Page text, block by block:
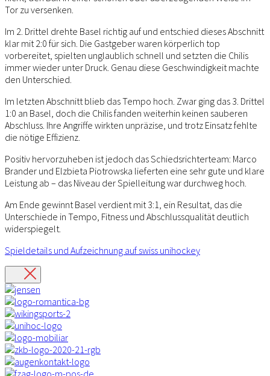
Tor zu versenken.
Im 2. Drittel drehte Basel richtig auf und entschied dieses Abschnitt
klar mit 2:0 für sich. Die Gastgeber waren körperlich top
vorbereitet, spielten unglaublich schnell und setzten die Chilis
immer wieder unter Druck. Genau diese Geschwindigkeit machte
den Unterschied.
Im letzten Abschnitt blieb das Tempo hoch. Zwar ging das 3. Drittel
1:0 an Basel, doch die Chilis fanden weiterhin keinen sauberen
Abschluss. Ihre Angriffe wirkten unpräzise, und trotz Einsatz fehlte
die nötige Effizienz.
Positiv hervorzuheben ist jedoch das Schiedsrichterteam: Marco
Brander und Elzbieta Piotrowska lieferten eine sehr gute und klare
Leistung ab – das Niveau der Spielleitung war durchweg hoch.
Am Ende gewinnt Basel verdient mit 3:1, ein Resultat, das die
Unterschiede in Tempo, Fitness und Abschlussqualität deutlich
widerspiegelt.
Spieldetails und Aufzeichnung auf swiss unihockey